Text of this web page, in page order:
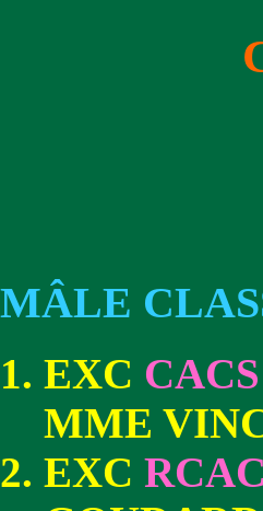
MÂLE
EXC CACS
MME
EXC